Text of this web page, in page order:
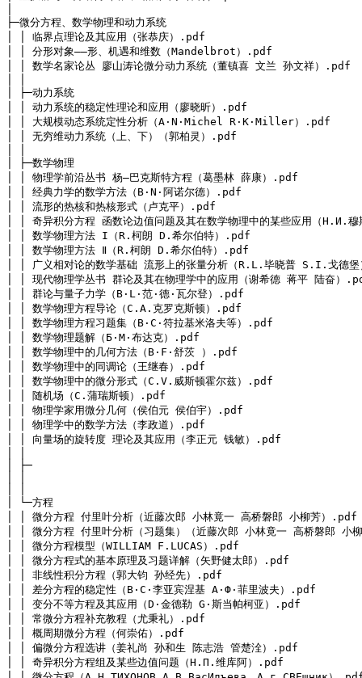
├─微分方程、数学物理和动力系统
│ │ 临界点理论及其应用（张恭庆）.pdf
│ │ 分形对象——形、机遇和维数（Mandelbrot）.pdf
│ │ 数学名家论丛 廖山涛论微分动力系统（董镇喜 文兰 孙文祥）.pdf
│ ├─动力系统
│ │ 动力系统的稳定性理论和应用（廖晓昕）.pdf
│ │ 大规模动态系统定性分析（A·N·Michel R·K·Miller）.pdf
│ │ 无穷维动力系统（上、下）（郭柏灵）.pdf
│ ├─数学物理
│ │ 物理学前沿丛书 杨—巴克斯特方程（葛墨林 薛康）.pdf
│ │ 经典力学的数学方法（B·N·阿诺尔德）.pdf
│ │ 流形的热核和热核形式（卢克平）.pdf
│ │ 奇异积分方程 函数论边值问题及其在数学物理中的某些应用（Н.И.
│ │ 数学物理方法 I（R.柯朗 D.希尔伯特）.pdf
│ │ 数学物理方法 Ⅱ（R.柯朗 D.希尔伯特）.pdf
│ │ 广义相对论的数学基础 流形上的张量分析（R.L.毕晓普 S.I.戈德
│ │ 现代物理学丛书 群论及其在物理学中的应用（谢希德 蒋平 陆奋）
│ │ 群论与量子力学（B·L·范·德·瓦尔登）.pdf
│ │ 数学物理方程导论（C.A.克罗克斯顿）.pdf
│ │ 数学物理方程习题集（B·C·符拉基米洛夫等）.pdf
│ │ 数学物理题解（Б·M·布达克）.pdf
│ │ 数学物理中的几何方法（B·F·舒茨 ）.pdf
│ │ 数学物理中的同调论（王继春）.pdf
│ │ 数学物理中的微分形式（C.V.威斯顿霍尔兹）.pdf
│ │ 随机场（C.蒲瑞斯顿）.pdf
│ │ 物理学家用微分几何（侯伯元 侯伯宇）.pdf
│ │ 物理学中的数学方法（李政道）.pdf
│ │ 向量场的旋转度 理论及其应用（李正元 钱敏）.pdf
│ ├─
│ └─方程
│ │ 微分方程 付里叶分析（近藤次郎 小林竟一 高桥磐郎 小柳芳）.pdf
│ │ 微分方程 付里叶分析（习题集）（近藤次郎 小林竟一 高桥磐郎 小
│ │ 微分方程模型（WILLIAM F.LUCAS）.pdf
│ │ 微分方程式的基本原理及习题详解（矢野健太郎）.pdf
│ │ 非线性积分方程（郭大钧 孙经先）.pdf
│ │ 差分方程的稳定性（B·C·李亚宾涅基 A·Ф·菲里波夫）.pdf
│ │ 变分不等方程及其应用（D·金德勒 G·斯当帕柯亚）.pdf
│ │ 常微分方程补充教程（尤秉礼）.pdf
│ │ 概周期微分方程（何崇佑）.pdf
│ │ 偏微分方程选讲（姜礼尚 孙和生 陈志浩 管楚洤）.pdf
│ │ 奇异积分方程组及某些边值问题（Н.П.维库阿）.pdf